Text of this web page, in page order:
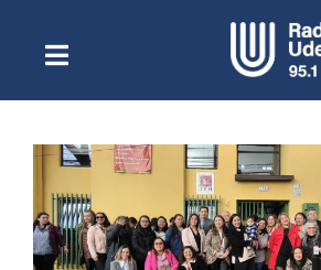
contenidoToggle
NavigationEscuchar Radio UdeC
Quiénes Somos
Programación
Podcast